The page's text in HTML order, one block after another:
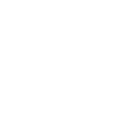
TOFU-
VEGAN